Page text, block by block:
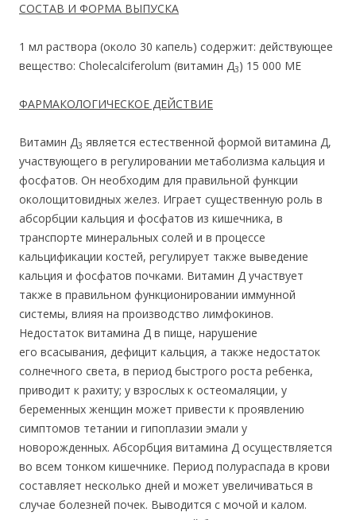
СОСТАВ И ФОРМА ВЫПУСКА
1 мл раствора (около 30 капель) содержит: действующее
вещество: Cholecalciferolum (витамин Д3) 15 000 ME
ФАРМАКОЛОГИЧЕСКОЕ ДЕЙСТВИЕ
Витамин Д3 является естественной формой витамина Д,
участвующего в регулировании метаболизма кальция и
фосфатов. Он необходим для правильной функции
околощитовидных желез. Играет существенную роль в
абсорбции кальция и фосфатов из кишечника, в
транспорте минеральных солей и в процессе
кальцификации костей, регулирует также выведение
кальция и фосфатов почками. Витамин Д участвует
также в правильном функционировании иммунной
системы, влияя на производство лимфокинов.
Недостаток витамина Д в пище, нарушение
его всасывания, дефицит кальция, а также недостаток
солнечного света, в период быстрого роста ребенка,
приводит к рахиту; у взрослых к остеомаляции, у
беременных женщин может привести к проявлению
симптомов тетании и гипоплазии эмали у
новорожденных. Абсорбция витамина Д осуществляется
во всем тонком кишечнике. Период полураспада в крови
составляет несколько дней и может увеличиваться в
случае болезней почек. Выводится с мочой и калом.